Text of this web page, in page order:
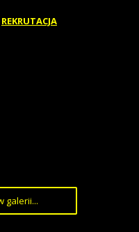
REKRUTACJA